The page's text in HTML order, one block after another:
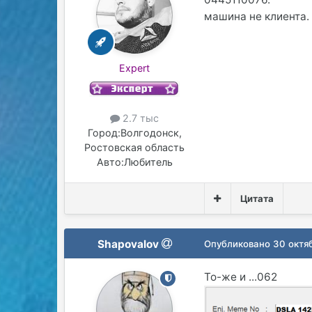
Expert
2.7 тыс
Город:Волгодонск,
Ростовская область
Авто:Любитель
машина не клиента.
Цитата
Shapovalov Опубликовано 30
То-же и ...062